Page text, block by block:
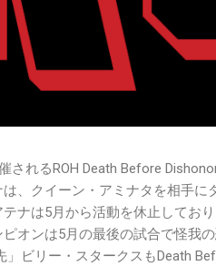
されるROH Death Before
、クイーン・アミナタを相手
ナは5月から活動を休止してお
オンは5月の最後の試合で怪我
ビリー・スタークスもDeath